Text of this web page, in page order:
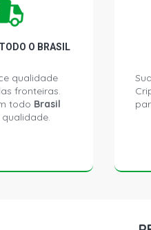
O BRASIL
qualidade
fronteiras.
todo Brasil